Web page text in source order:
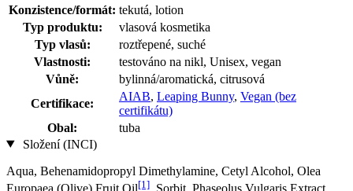
Konzistence/formát: tekutá, lotion
Typ produktu:
vlasová kosmetika
Typ vlasů:
roztřepené, suché
Vlastnosti:
testováno na nikl, Unisex, vegan
Vůně:
bylinná/aromatická, citrusová
Certifikace:
AIAB, Leaping Bunny, Vegan (bez
certifikátu)
Obal:
tuba
Složení (INCI)
Aqua, Behenamidopropyl Dimethylamine, Cetyl Alcohol, Olea
Europaea (Olive) Fruit Oil[1] , Sorbit, Phaseolus Vulgaris Extract,